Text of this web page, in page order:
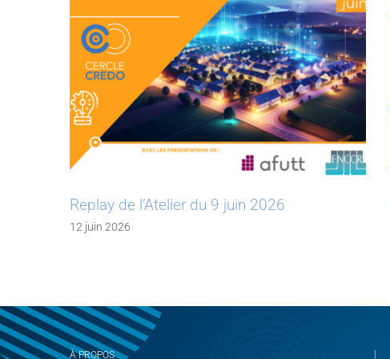
Replay de l’Atelier du 9 juin 2026
12 juin 2026
À PROPOS